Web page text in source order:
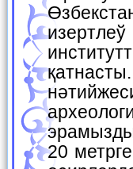
20